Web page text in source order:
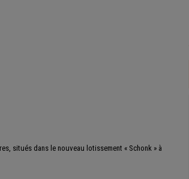
situés dans le nouveau lotissement « Schonk » à